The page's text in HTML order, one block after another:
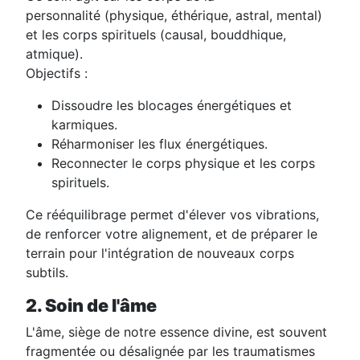
personnalité (physique, éthérique, astral, mental)
et les corps spirituels (causal, bouddhique,
atmique).
Objectifs :
Dissoudre les blocages énergétiques et
karmiques.
Réharmoniser les flux énergétiques.
Reconnecter le corps physique et les corps
spirituels.
Ce rééquilibrage permet d'élever vos vibrations,
de renforcer votre alignement, et de préparer le
terrain pour l'intégration de nouveaux corps
subtils.
2. Soin de l'âme
L'âme, siège de notre essence divine, est souvent
fragmentée ou désalignée par les traumatismes